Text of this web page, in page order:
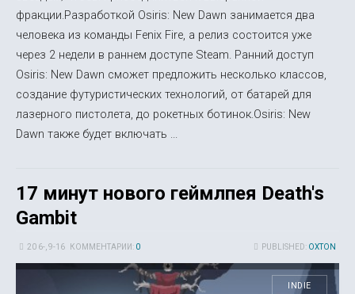
фракции.Разработкой Osiris: New Dawn занимается два
человека из команды Fenix Fire, а релиз состоится уже
через 2 недели в раннем доступе Steam. Ранний доступ
Osiris: New Dawn сможет предложить несколько классов,
создание футуристических технологий, от батарей для
лазерного пистолета, до рокетных ботинок.Osiris: New
Dawn также будет включать ...
17 минут нового геймлпея Death's
Gambit
PUBLISHED: OXTON
20 6-, 9-16 КОММЕНТАРИИ: 0
INDIE